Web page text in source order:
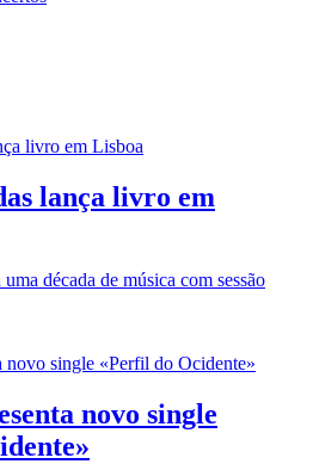
lança livro em
década de música com sessão
novo single